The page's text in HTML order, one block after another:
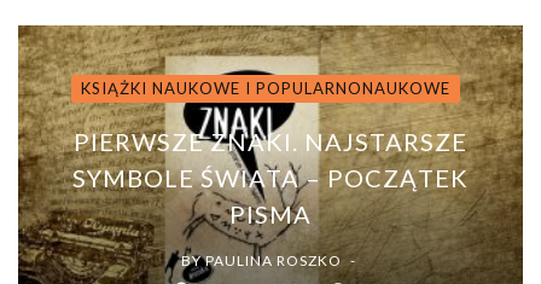
KSIĄŻKI NAUKOWE I POPULARNONAUKOWE
PIERWSZE ZNAKI. NAJSTARSZE
SYMBOLE ŚWIATA – POCZĄTEK
PISMA
BYPAULINA ROSZKO